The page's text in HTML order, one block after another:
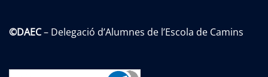
©DAEC– Delegació d’Alumnes de l’Escola de Camins